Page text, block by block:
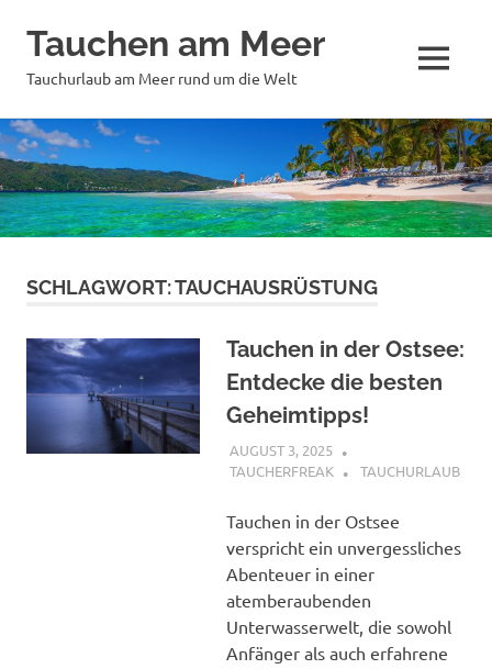
Zum
Inhalt
springen
Tauchen am Meer
Tauchurlaub am Meer rund um die Welt MENÜ
SCHLAGWORT:TAUCHAUSRÜSTUNG
Tauchen in der Ostsee:
Entdecke die besten
Geheimtipps!
AUGUST 3, 2025
TAUCHERFREAK
TAUCHURLAUB
Tauchen in der Ostsee
verspricht ein unvergessliches
Abenteuer in einer
atemberaubenden
Unterwasserwelt, die sowohl
Anfänger als auch erfahrene